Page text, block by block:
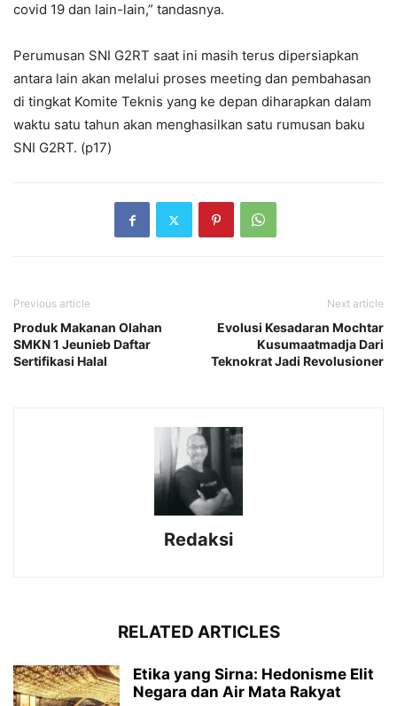
covid 19 dan lain-lain,” tandasnya.
Perumusan SNI G2RT saat ini masih terus dipersiapkan
antara lain akan melalui proses meeting dan pembahasan
di tingkat Komite Teknis yang ke depan diharapkan dalam
waktu satu tahun akan menghasilkan satu rumusan baku
SNI G2RT. (p17)
Previous article
Produk Makanan Olahan
SMKN 1 Jeunieb Daftar
Sertifikasi Halal
Next article
Evolusi Kesadaran Mochtar
Kusumaatmadja Dari
Teknokrat Jadi Revolusioner
Redaksi
RELATED ARTICLES
Etika yang Sirna: Hedonisme Elit
Negara dan Air Mata Rakyat